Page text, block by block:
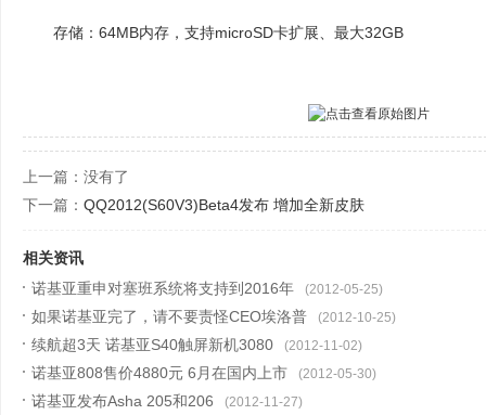
存储：64MB内存，支持microSD卡扩展、最大32GB
上一篇：没有了
下一篇： QQ2012(S60V3)Beta4发布 增加全新皮肤
相关资讯
诺基亚重申对塞班系统将支持到2016年
(2012-05-25)
如果诺基亚完了，请不要责怪CEO埃洛普 (2012-10-25)
续航超3天 诺基亚S40触屏新机3080 (2012-11-02)
诺基亚808售价4880元 6月在国内上市 (2012-05-30)
诺基亚发布Asha 205和206 (2012-11-27)